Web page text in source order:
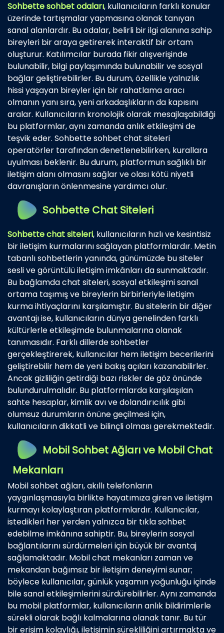
Sohbette sohbet odaları, kullanıcıların farklı konular
üzerinde tartışmalar yapmasına olanak tanıyan
sanal alanlardır. Bu odalar, belirli bir ilgi alanına sahip
bireyleri bir araya getirerek interaktif bir ortam
oluşturur. Katılımcılar burada fikir alışverişinde
bulunabilir, bilgi paylaşımında bulunabilir ve sosyal
bağlar geliştirebilirler. Bu durum, özellikle yalnızlık
hissi yaşayan bireyler için bir rahatlama aracı
olmanın yanı sıra, yeni arkadaşlıkların da kapısını
aralar. Kullanıcıların kronolojik olarak mesajlaşabildiği
bu platformlar, aynı zamanda anlık etkileşimi de
teşvik eder. Sohbette sohbet chat siteleri
operatörler tarafından denetlenebilirken, kurallara
uyulması beklenir. Bu durum, platformun sağlıklı bir
iletişim alanı olmasını sağlar ve olası kötü niyetli
davranışların önlenmesine yardımcı olur.
Sohbette Chat Siteleri
Sohbette chat siteleri, kullanıcıların hızlı ve kesintisiz
bir iletişim kurmalarını sağlayan platformlardır. Metin
tabanlı sohbetlerin yanında, günümüzde bu siteler
sesli ve görüntülü iletişim imkânları da sunmaktadır.
Bu bağlamda chat siteleri, sosyal etkileşimi sanal
ortama taşımış ve bireylerin birbirleriyle iletişim
kurma ihtiyaçlarını karşılamıştır. Bu sitelerin bir diğer
avantajı ise, kullanıcıların dünya genelinden farklı
kültürlerle etkileşimde bulunmalarına olanak
tanımasıdır. Farklı dillerde sohbetler
gerçekleştirerek, kullanıcılar hem iletişim becerilerini
geliştirebilir hem de yeni bakış açıları kazanabilirler.
Ancak gizliliğin getirdiği bazı riskler de göz önünde
bulundurulmalıdır. Bu platformlarda karşılaşılan
sahte hesaplar, kimlik avı ve dolandırıcılık gibi
olumsuz durumların önüne geçilmesi için,
kullanıcıların dikkatli ve bilinçli olması gerekmektedir.
Mobil Sohbet Ağları ve Mobil Chat
Mekanları
Mobil sohbet ağları, akıllı telefonların
yaygınlaşmasıyla birlikte hayatımıza giren ve iletişim
kurmayı kolaylaştıran platformlardır. Kullanıcılar,
istedikleri her yerden yalnızca bir tıkla sohbet
edebilme imkânına sahiptir. Bu, bireylerin sosyal
bağlantılarını sürdürmeleri için büyük bir avantaj
sağlamaktadır. Mobil chat mekanları zaman ve
mekandan bağımsız bir iletişim deneyimi sunar;
böylece kullanıcılar, günlük yaşamın yoğunluğu içinde
bile sanal etkileşimlerini sürdürebilirler. Aynı zamanda
bu mobil platformlar, kullanıcıların anlık bildirimlerle
sürekli olarak bağlı kalmalarına olanak tanır. Bu tür
bir erişim kolaylığı, iletişimin sürekliliğini artırmakta ve